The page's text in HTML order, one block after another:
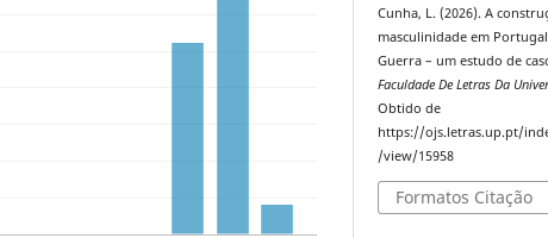
Cunha, L. (2026). A
masculinidade em
Guerra – um estudo de
Faculdade De Letras Da
Obtido de
https://ojs.letras.up.pt/
/view/15958
Formatos Citação